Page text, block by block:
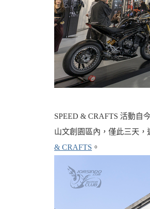
車
SPEED & CRAFTS 活動自
山文創園區內，僅此三天
& CRAFTS 。